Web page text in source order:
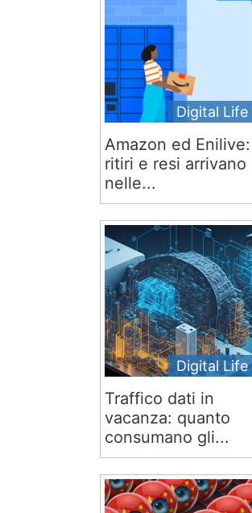
Digital Life
Amazon ed Enilive:
ritiri e resi arrivano
nelle...
Digital Life
Traffico dati in
vacanza: quanto
consumano gli...